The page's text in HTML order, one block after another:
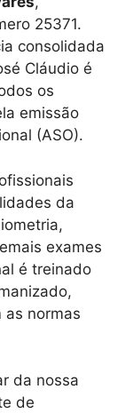
25371.
consolidada
Cláudio é
os
emissão
(ASO).
da
exames
é treinado
as normas
da nossa
de